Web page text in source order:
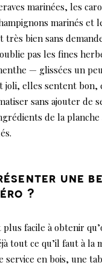
marinées, les
marinés et
très bien sans
pas les fines
— glissées un
joli, elles sentent bon,
sans ajouter de
de la planche
une
?
facile à obtenir
tout ce qu’il faut à la
service en bois, une